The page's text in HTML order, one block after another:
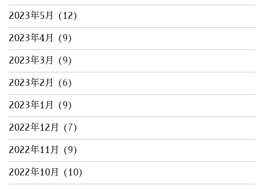
2023年5月 (12)
2023年4月 (9)
2023年3月 (9)
2023年2月 (6)
2023年1月 (9)
2022年12月 (7)
2022年11月 (9)
2022年10月 (10)